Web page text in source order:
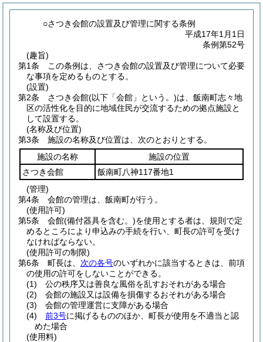
○さつき会館の設置及び管理に関する条例
平成17年1月1日
条例第52号
(趣旨)
第1条
この条例は、さつき会館の設置及び管理について必要
な事項を定めるものとする。
(設置)
第2条
さつき会館(以下「会館」という。)は、飯南町志々地
区の活性化を目的に地域住民が交流するための拠点施設と
して設置する。
(名称及び位置)
第3条
施設の名称及び位置は、次のとおりとする。
施設の名称
施設の位置
さつき会館
飯南町八神117番地1
(管理)
第4条
会館の管理は、飯南町が行う。
(使用許可)
第5条
会館(備付器具を含む。)を使用とする者は、規則で定
めるところにより申込みの手続を行い、町長の許可を受け
なければならない。
(使用許可の制限)
第6条
町長は、 次の各号のいずれかに該当するときは、前項
の使用の許可をしないことができる。
(1)
公の秩序又は善良な風俗を乱すおそれがある場合
(2)
会館の施設又は設備を損傷するおそれがある場合
(3)
会館の管理運営に支障がある場合
(4)
前3号に掲げるもののほか、町長が使用を不適当と認
めた場合
(使用料)